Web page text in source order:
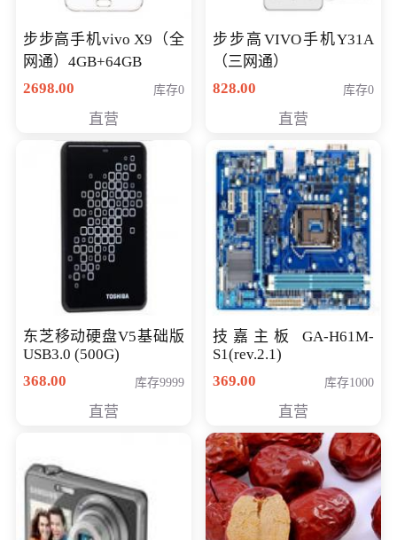
步步高手机vivo X9（全
网通）4GB+64GB
2698.00
库存0
直营
步步高VIVO手机Y31A
（三网通）
828.00
库存0
直营
东芝移动硬盘V5基础版
USB3.0 (500G)
368.00
库存9999
直营
技嘉主板 GA-H61M-
S1(rev.2.1)
369.00
库存1000
直营